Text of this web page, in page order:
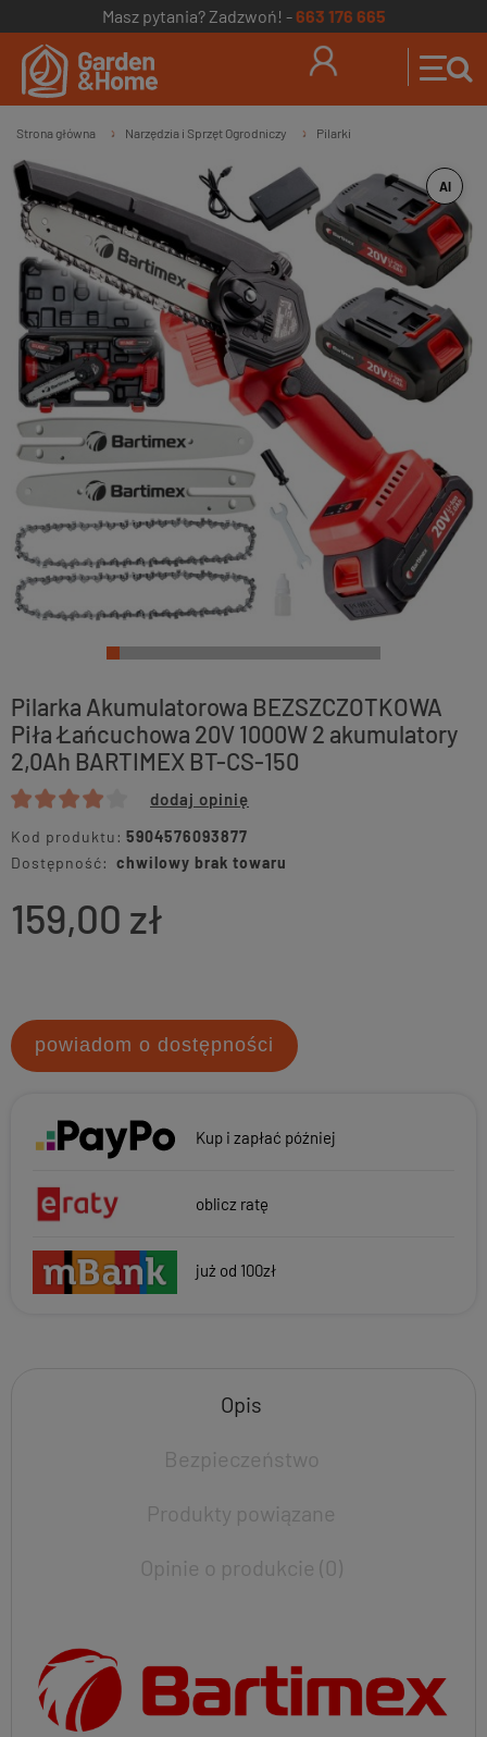
Masz pytania? Zadzwoń! -663 176 665
Strona główna » Narzędzia i Sprzęt Ogrodniczy » Pilarki
AI
Pilarka Akumulatorowa BEZSZCZOTKOWA
Piła Łańcuchowa 20V 1000W 2 akumulatory
2,0Ah BARTIMEX BT-CS-150
dodaj opinię
Kod produktu: 5904576093877
Dostępność: chwilowy brak towaru
159,00 zł
powiadom o dostępności
Kup i zapłać później
oblicz ratę
już od 100zł
Opis
Bezpieczeństwo
Produkty powiązane
Opinie o produkcie (0)